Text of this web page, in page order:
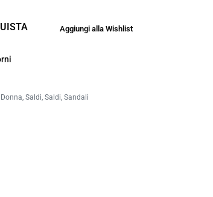
Aggiungi alla Wishlist
Donna,Saldi,Saldi,Sandali